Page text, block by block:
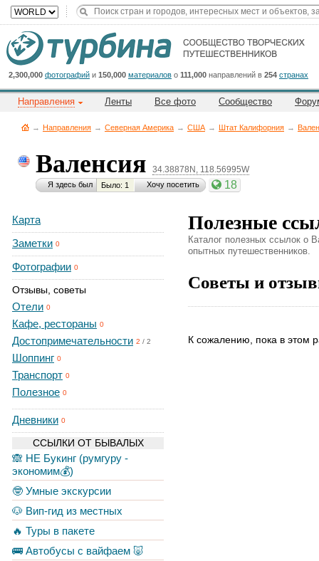
2,300,000 фотографий и 150,000 материалов о 111,000 направлений в 254 странах
Направления Ленты Все фото Сообщество
→ Направления → Северная Америка → CША → Штат Калифорния →
Валенсия 34.38878N, 118.56995W
Я здесь был Было: 1 Хочу посетить 18
Карта
Заметки 0
Фотографии 0
Отзывы, советы
Отели 0
Кафе, рестораны 0
Достопримечательности 2 / 2
Шоппинг 0
Транспорт 0
Полезное 0
Дневники 0
ССЫЛКИ ОТ БЫВАЛЫХ
🙈 НЕ Букинг (румгуру -
экономим💰)
🤓 Умные экскурсии
🐶 Вип-гид из местных
🔥 Туры в пакете
🚌 Автобусы с вайфаем 🐷
Полезные
Каталог полезных ссылок о
опытных путешественников.
Советы и
К сожалению, пока в этом
Cейчас
на
сайте:
Title
Button